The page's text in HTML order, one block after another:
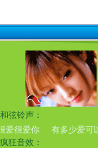
和弦铃声：
爱很爱你
有多少爱可
疯狂音效：